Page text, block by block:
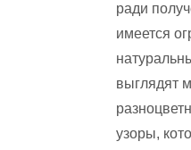
ради
имеется
выглядят
узоры,